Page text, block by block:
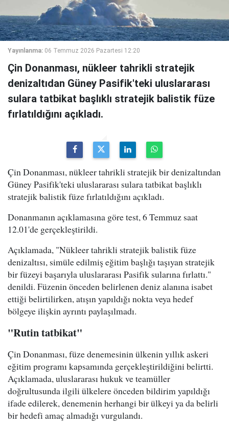
Yayınlanma: 06 Temmuz 2026 Pazartesi 12:20
Çin Donanması, nükleer tahrikli stratejik
denizaltıdan Güney Pasifik'teki uluslararası
sulara tatbikat başlıklı stratejik balistik füze
fırlatıldığını açıkladı.
Çin Donanması, nükleer tahrikli stratejik bir denizaltından
Güney Pasifik'teki uluslararası sulara tatbikat başlıklı
stratejik balistik füze fırlatıldığını açıkladı.
Donanmanın açıklamasına göre test, 6 Temmuz saat
12.01'de gerçekleştirildi.
Açıklamada, "Nükleer tahrikli stratejik balistik füze
denizaltısı, simüle edilmiş eğitim başlığı taşıyan stratejik
bir füzeyi başarıyla uluslararası Pasifik sularına fırlattı."
denildi. Füzenin önceden belirlenen deniz alanına isabet
ettiği belirtilirken, atışın yapıldığı nokta veya hedef
bölgeye ilişkin ayrıntı paylaşılmadı.
"Rutin tatbikat"
Çin Donanması, füze denemesinin ülkenin yıllık askeri
eğitim programı kapsamında gerçekleştirildiğini belirtti.
Açıklamada, uluslararası hukuk ve teamüller
doğrultusunda ilgili ülkelere önceden bildirim yapıldığı
ifade edilerek, denemenin herhangi bir ülkeyi ya da belirli
bir hedefi amaç almadığı vurgulandı.